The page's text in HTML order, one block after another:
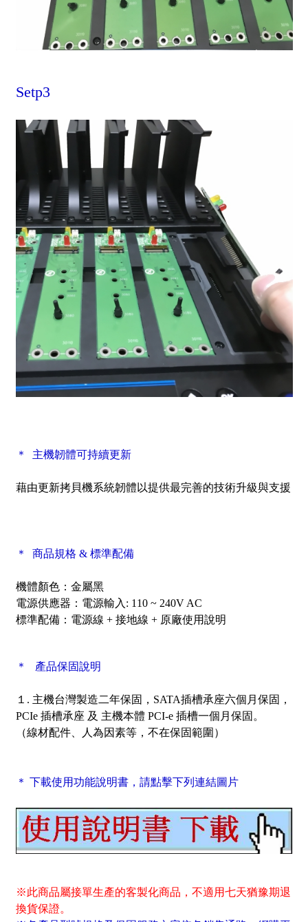
Setp3
＊ 主機韌體可持續更新
藉由更新拷貝機系統韌體以提供最完善的技術升級與支援
＊ 商品規格 & 標準配備
機體顏色：金屬黑
電源供應器：電源輸入: 110 ~ 240V AC
標準配備：電源線 + 接地線 + 原廠使用說明
＊ 產品保固說明
１. 主機台灣製造二年保固，SATA插槽承座六個月保固，
PCIe 插槽承座 及 主機本體 PCI-e 插槽一個月保固。
（線材配件、人為因素等，不在保固範圍）
＊ 下載使用功能說明書，請點擊下列連結圖片
※此商品屬接單生產的客製化商品，不適用七天猶豫期退
換貨保證。